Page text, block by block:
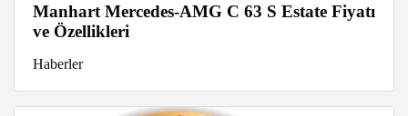
Manhart Mercedes-AMG C 63 S Estate Fiyatı
ve Özellikleri
Haberler